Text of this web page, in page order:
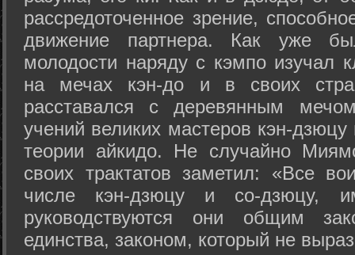
рассредоточенное зрение,
движение партнера. Как уже
молодости наряду с кэмпо изучал
на мечах кэн-до и в своих
расставался с деревянным
учений великих мастеров кэн-
теории айкидо. Не случайно
своих трактатов заметил: «Все
числе кэн-дзюцу и со-дзюцу,
руководствуются они общим
единства, законом, который не